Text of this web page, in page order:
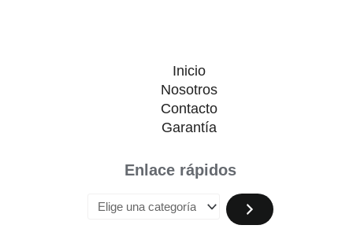
Inicio
Nosotros
Contacto
Garantía
Enlace rápidos